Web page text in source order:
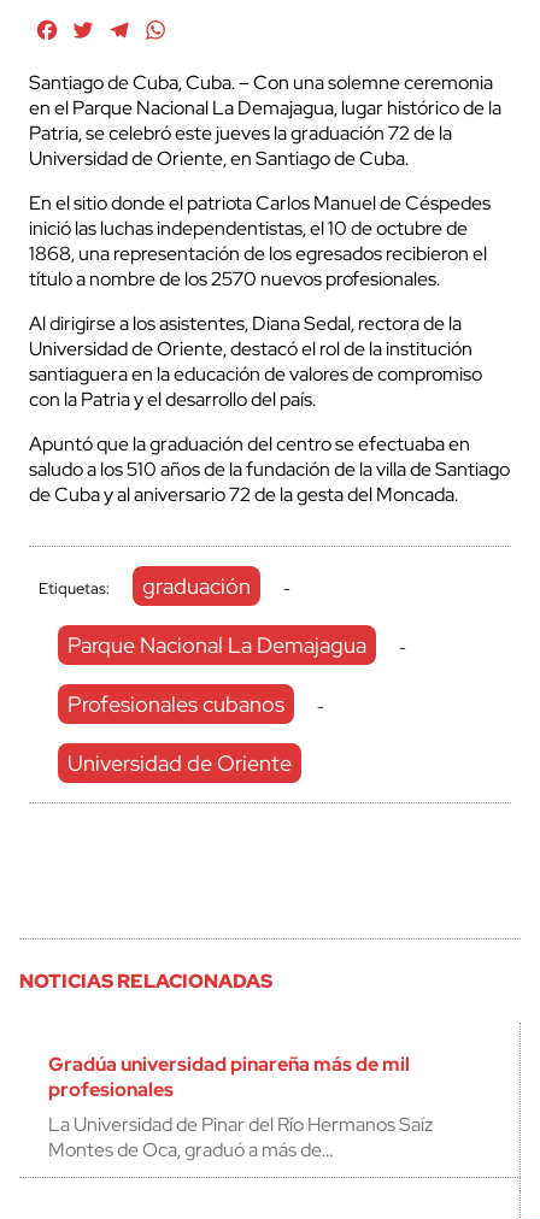
FacebookTwitterTelegram
Santiago de Cuba, Cuba. – Con una solemne ceremonia
en el Parque Nacional La Demajagua, lugar histórico de la
Patria, se celebró este jueves la graduación 72 de la
Universidad de Oriente, en Santiago de Cuba.
En el sitio donde el patriota Carlos Manuel de Céspedes
inició las luchas independentistas, el 10 de octubre de
1868, una representación de los egresados recibieron el
título a nombre de los 2570 nuevos profesionales.
Al dirigirse a los asistentes, Diana Sedal, rectora de la
Universidad de Oriente, destacó el rol de la institución
santiaguera en la educación de valores de compromiso
con la Patria y el desarrollo del país.
Apuntó que la graduación del centro se efectuaba en
saludo a los 510 años de la fundación de la villa de Santiago
de Cuba y al aniversario 72 de la gesta del Moncada.
Etiquetas: graduación -
Parque Nacional La Demajagua -
Profesionales cubanos -
Universidad de Oriente
NOTICIAS RELACIONADAS
Gradúa universidad pinareña más de mil
profesionales
La Universidad de Pinar del Río Hermanos Saíz
Montes de Oca, graduó a más de…